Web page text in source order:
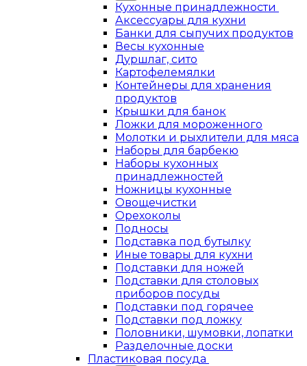
Кухонные принадлежности
Аксессуары для кухни
Банки для сыпучих продуктов
Весы кухонные
Дуршлаг, сито
Картофелемялки
Контейнеры для хранения
продуктов
Крышки для банок
Ложки для мороженного
Молотки и рыхлители для мяса
Наборы для барбекю
Наборы кухонных
принадлежностей
Ножницы кухонные
Овощечистки
Орехоколы
Подносы
Подставка под бутылку
Иные товары для кухни
Подставки для ножей
Подставки для столовых
приборов посуды
Подставки под горячее
Подставки под ложку
Половники, шумовки, лопатки
Разделочные доски
Пластиковая посуда